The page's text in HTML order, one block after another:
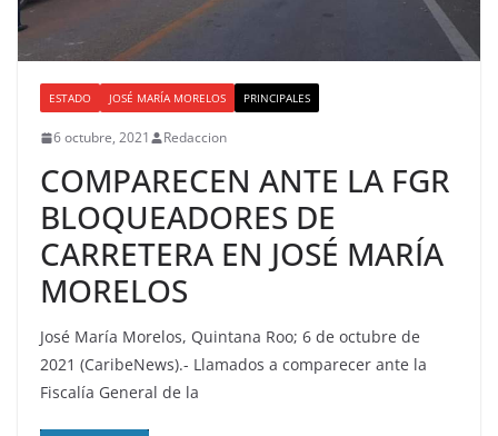
ESTADO JOSÉ MARÍA MORELOS PRINCIPALES
6 octubre, 2021 Redaccion
COMPARECEN ANTE LA FGR
BLOQUEADORES DE
CARRETERA EN JOSÉ MARÍA
MORELOS
José María Morelos, Quintana Roo; 6 de octubre de
2021 (CaribeNews).- Llamados a comparecer ante la
Fiscalía General de la